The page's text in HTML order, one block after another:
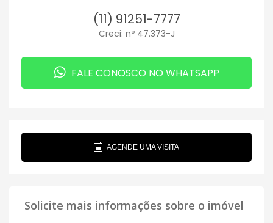
(11) 91251-7777
Creci: nº 47.373-J
FALE CONOSCO NO WHATSAPP
AGENDE UMA VISITA
Solicite mais informações sobre o imóvel